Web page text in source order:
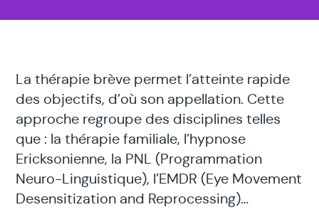
La thérapie brève permet l’atteinte rapide
des objectifs, d’où son appellation. Cette
approche regroupe des disciplines telles
que : la thérapie familiale, l’hypnose
Ericksonienne, la PNL (Programmation
Neuro-Linguistique), l’EMDR (Eye Movement
Desensitization and Reprocessing)…